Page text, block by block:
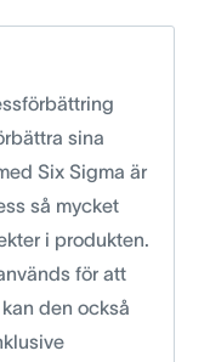
sina
Six Sigma är
så mycket
i produkten.
för att
den också